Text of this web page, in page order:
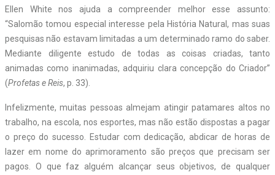
Ellen White nos ajuda a compreender melhor esse assunto:
“Salomão tomou especial interesse pela História Natural, mas suas
pesquisas não estavam limitadas a um determinado ramo do saber.
Mediante diligente estudo de todas as coisas criadas, tanto
animadas como inanimadas, adquiriu clara concepção do Criador”
(Profetas e Reis, p. 33).
Infelizmente, muitas pessoas almejam atingir patamares altos no
trabalho, na escola, nos esportes, mas não estão dispostas a pagar
o preço do sucesso. Estudar com dedicação, abdicar de horas de
lazer em nome do aprimoramento são preços que precisam ser
pagos. O que faz alguém alcançar seus objetivos, de qualquer